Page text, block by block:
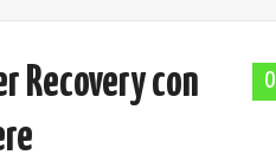
0
Recovery con